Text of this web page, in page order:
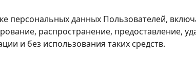
персональных данных Пользователей,
распространение, предоставление,
и без использования таких средств.